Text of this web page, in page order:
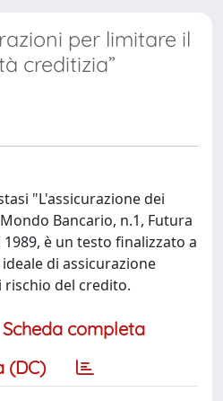
per limitare il
creditizia”
"L'assicurazione dei
Bancario, n.1, Futura
è un testo finalizzato a
di assicurazione
del credito.
Scheda completa
(DC)